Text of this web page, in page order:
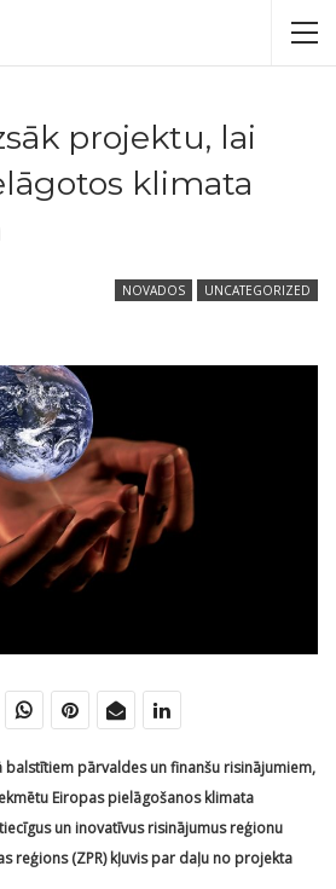
projektu, lai
klimata
NOVADOS UNCATEGORIZED
pārvaldes un finanšu risinājumiem,
Eiropas pielāgošanos klimata
un inovatīvus risinājumus reģionu
reģions (ZPR) kļuvis par daļu no projekta